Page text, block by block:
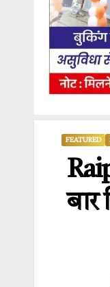
FEATURED
बार